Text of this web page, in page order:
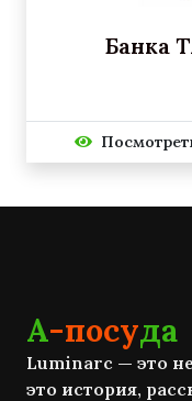
Банка
А-посуда
Luminarc — это
это история,